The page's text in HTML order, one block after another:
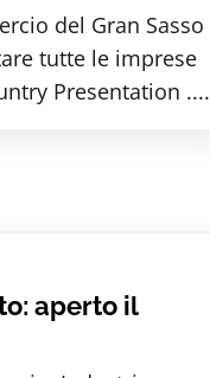
del Gran Sasso
tutte le imprese
Presentation ....
aperto il